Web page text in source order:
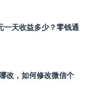
一天收益多少？零钱通
改，如何修改微信个